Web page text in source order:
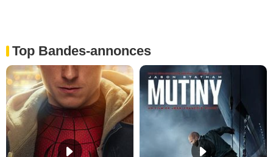
Top Bandes-annonces